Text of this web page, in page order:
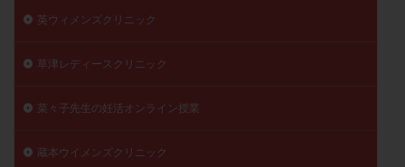
英ウィメンズクリニック
草津レディースクリニック
菜々子先生の妊活オンライン授業
蔵本ウイメンズクリニック